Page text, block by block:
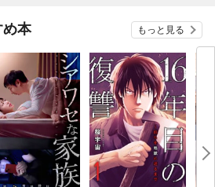
め本 もっと見る